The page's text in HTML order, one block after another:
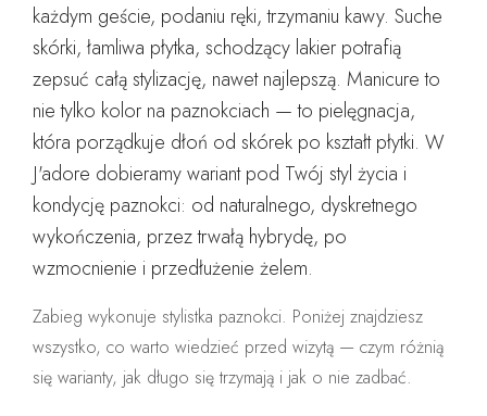
każdym geście, podaniu ręki, trzymaniu kawy. Suche
skórki, łamliwa płytka, schodzący lakier potrafią
zepsuć całą stylizację, nawet najlepszą. Manicure to
nie tylko kolor na paznokciach — to pielęgnacja,
która porządkuje dłoń od skórek po kształt płytki. W
J'adore dobieramy wariant pod Twój styl życia i
kondycję paznokci: od naturalnego, dyskretnego
wykończenia, przez trwałą hybrydę, po
wzmocnienie i przedłużenie żelem.
Zabieg wykonuje stylistka paznokci. Poniżej znajdziesz
wszystko, co warto wiedzieć przed wizytą — czym różnią
się warianty, jak długo się trzymają i jak o nie zadbać.